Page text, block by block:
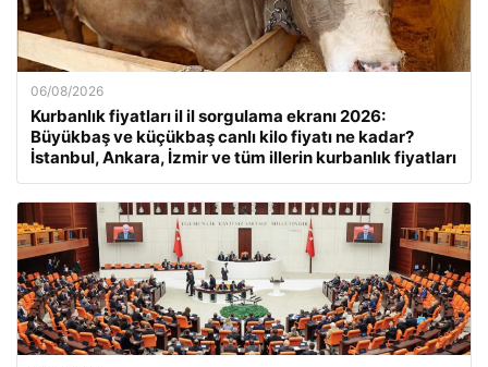
06/08/2026
Kurbanlık fiyatları il il sorgulama ekranı 2026:
Büyükbaş ve küçükbaş canlı kilo fiyatı ne kadar?
İstanbul, Ankara, İzmir ve tüm illerin kurbanlık fiyatları